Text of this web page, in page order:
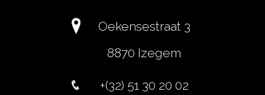
Oekensestraat 3
8870 Izegem
+(32) 51 30 20 02